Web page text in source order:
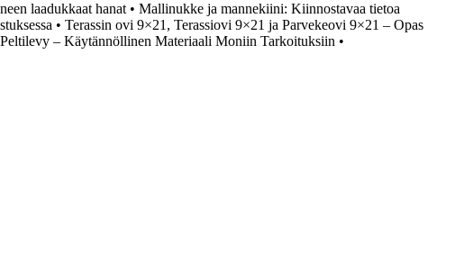
laadukkaat hanat • Mallinukke ja mannekiini: Kiinnostavaa tietoa
• Terassin ovi 9×21, Terassiovi 9×21 ja Parvekeovi 9×21 – Opas
Peltilevy – Käytännöllinen Materiaali Moniin Tarkoituksiin •